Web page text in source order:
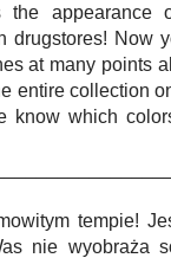
the appearance
drugstores! Now
at many points
entire collection
know which
tempie!
nie wyobraża